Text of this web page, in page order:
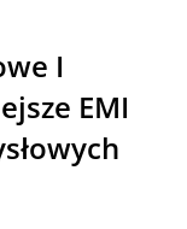
I
EMI